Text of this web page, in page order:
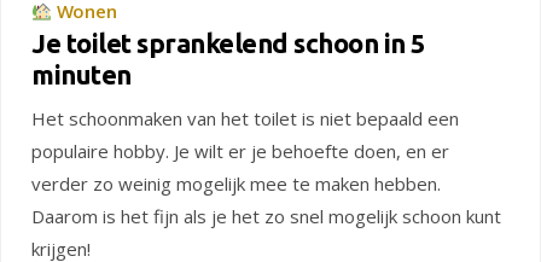
Wonen
Je toilet sprankelend schoon in 5
minuten
Het schoonmaken van het toilet is niet bepaald een
populaire hobby. Je wilt er je behoefte doen, en er
verder zo weinig mogelijk mee te maken hebben.
Daarom is het fijn als je het zo snel mogelijk schoon kunt
krijgen!